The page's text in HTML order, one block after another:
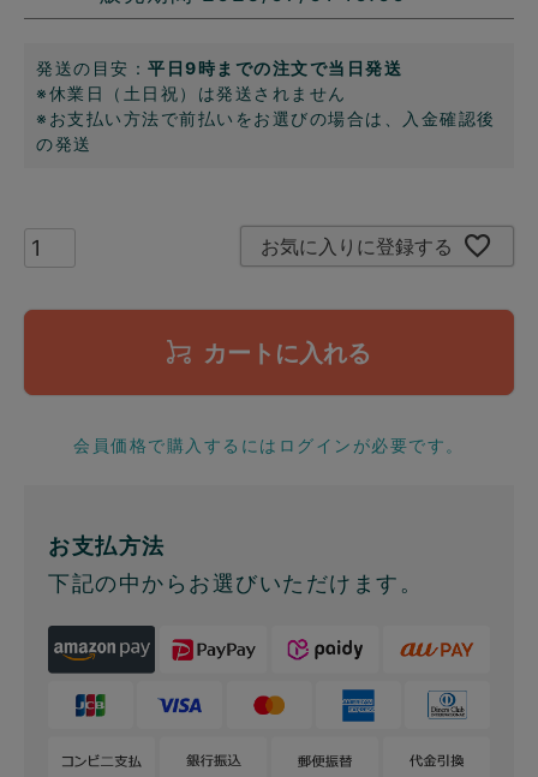
発送の目安： 平日9時までの注文で当日発送
※休業日（土日祝）は発送されません
※お支払い方法で前払いをお選びの場合は、入金確認後
の発送
お気に入りに登録する
カートに入れる
会員価格で購入するにはログインが必要です。
お支払方法
下記の中からお選びいただけます。